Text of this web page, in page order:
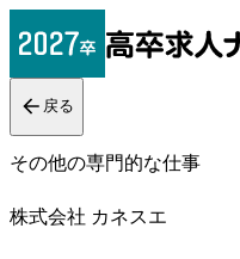
戻る
その他の専門的な仕事
株式会社 カネスエ